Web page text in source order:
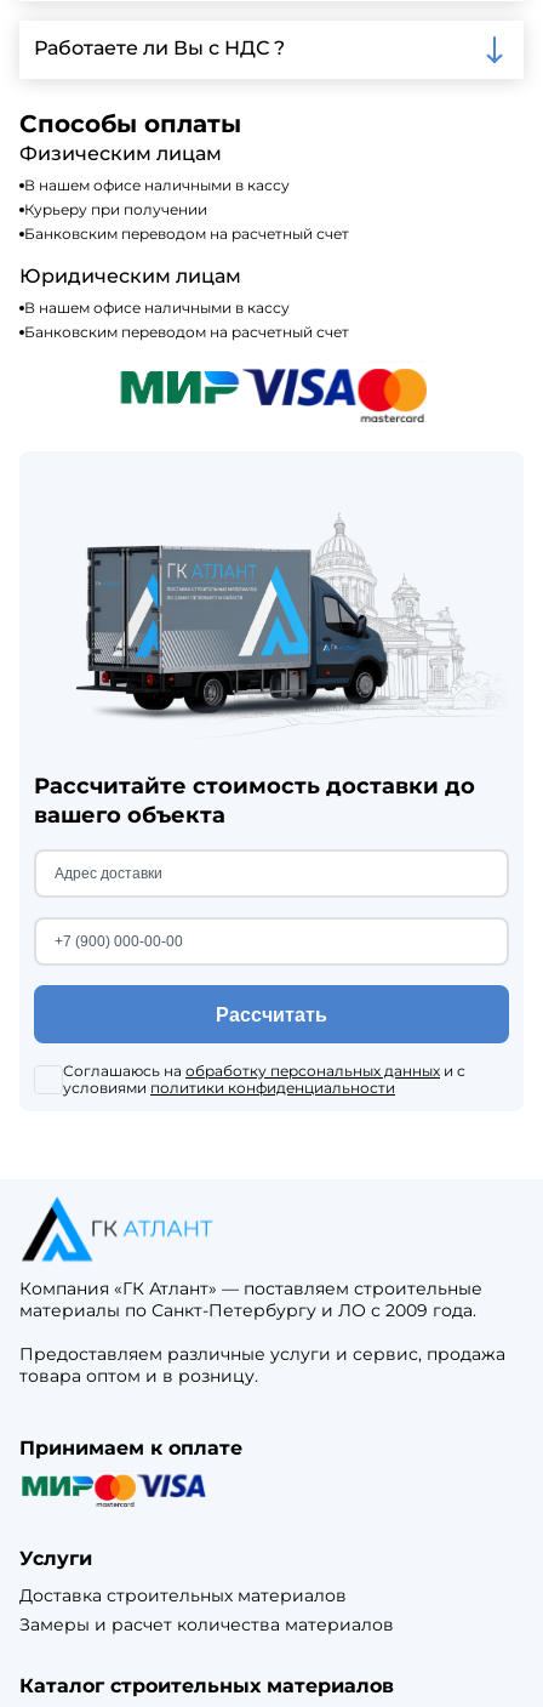
включая наличные, банковские переводы,
кредитные карты. Подробную информацию о
Работаете ли Вы с НДС ?
налогообложения, т.е с НДС 20%
Способы оплаты
Физическим лицам
В нашем офисе наличными в кассу
Курьеру при получении
Банковским переводом на расчетный счет
Юридическим лицам
В нашем офисе наличными в кассу
Банковским переводом на расчетный счет
Рассчитайте стоимость доставки до
вашего объекта
Рассчитать
Соглашаюсь на обработку персональных данных и с
условиями политики конфиденциальности
Компания «ГК Атлант» — поставляем строительные
материалы по Санкт-Петербургу и ЛО с 2009 года.
Предоставляем различные услуги и сервис, продажа
товара оптом и в розницу.
Принимаем к оплате
Услуги
Доставка строительных материалов
Замеры и расчет количества материалов
Каталог строительных материалов